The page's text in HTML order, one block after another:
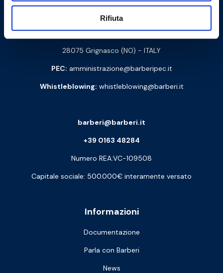
Rifiuta
Via Monte Fenera, 7 - 13018 Valduggia (VC) - ITALY
Sede logistica:Via Arturo Biella 15
28075 Grignasco (NO) - ITALY
PEC: amministrazione@barberipec.it
Whistleblowing: whistleblowing@barberi.it
Informazioni
Documentazione
Parla con Barberi
News
barberi@barberi.it
+39 0163 48284
Numero REA:VC-109508
Capitale sociale: 500.000€ interamente versato